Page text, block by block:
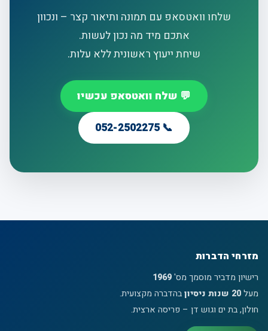
שלחו וואטסאפ עם תמונה ותיאור קצר – ונכוון
אתכם מיד מה נכון לעשות.
שיחת ייעוץ ראשונית ללא עלות.
💬 שלח וואטסאפ עכשיו
📞 052-2502275
מזרחי הדברות
רישיון מדביר מוסמך מס'1969
מעל20 שנות ניסיון
בהדברה מקצועית.
חולון, בת ים וגוש דן – פריסה ארצית.